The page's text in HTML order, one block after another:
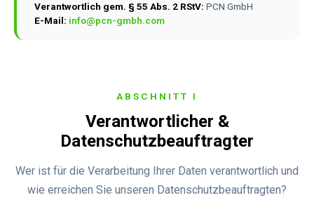
Verantwortlich gem. § 55 Abs. 2 RStV: PCN GmbH
E-Mail: info@pcn-gmbh.com
ABSCHNITT I
Verantwortlicher &
Datenschutzbeauftragter
Wer ist für die Verarbeitung Ihrer Daten verantwortlich und
wie erreichen Sie unseren Datenschutzbeauftragten?